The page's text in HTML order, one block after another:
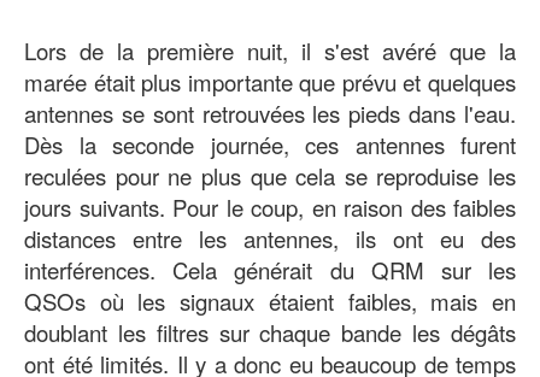
Lors de la première nuit, il s'est avéré que la
marée était plus importante que prévu et quelques
antennes se sont retrouvées les pieds dans l'eau.
Dès la seconde journée, ces antennes furent
reculées pour ne plus que cela se reproduise les
jours suivants. Pour le coup, en raison des faibles
distances entre les antennes, ils ont eu des
interférences. Cela générait du QRM sur les
QSOs où les signaux étaient faibles, mais en
doublant les filtres sur chaque bande les dégâts
ont été limités. Il y a donc eu beaucoup de temps